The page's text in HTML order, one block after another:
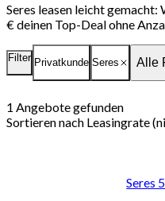
Seres leasen leicht gemacht:
€ deinen Top-Deal ohne
Filter Privatkunde Seres Alle
1 Angebote gefunden
Sortieren nach Leasingrate
Seres